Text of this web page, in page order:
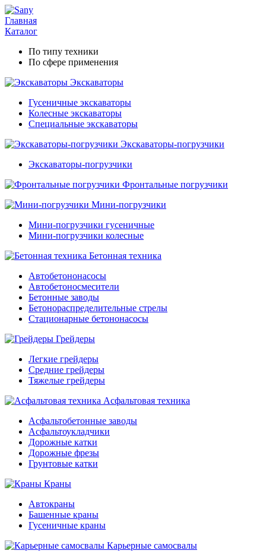
Главная
Каталог
По типу техники
По сфере применения
Экскаваторы
Гусеничные экскаваторы
Колесные экскаваторы
Специальные экскаваторы
Экскаваторы-погрузчики
Экскаваторы-погрузчики
Фронтальные погрузчики
Мини-погрузчики
Мини-погрузчики гусеничные
Мини-погрузчики колесные
Бетонная техника
Автобетононасосы
Автобетоносмесители
Бетонные заводы
Бетонораспределительные стрелы
Стационарные бетононасосы
Грейдеры
Легкие грейдеры
Средние грейдеры
Тяжелые грейдеры
Асфальтовая техника
Асфальтобетонные заводы
Асфальтоукладчики
Дорожные катки
Дорожные фрезы
Грунтовые катки
Краны
Автокраны
Башенные краны
Гусеничные краны
Карьерные самосвалы